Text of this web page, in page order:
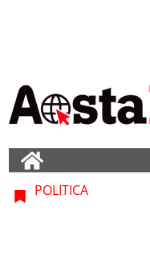
POLITICA